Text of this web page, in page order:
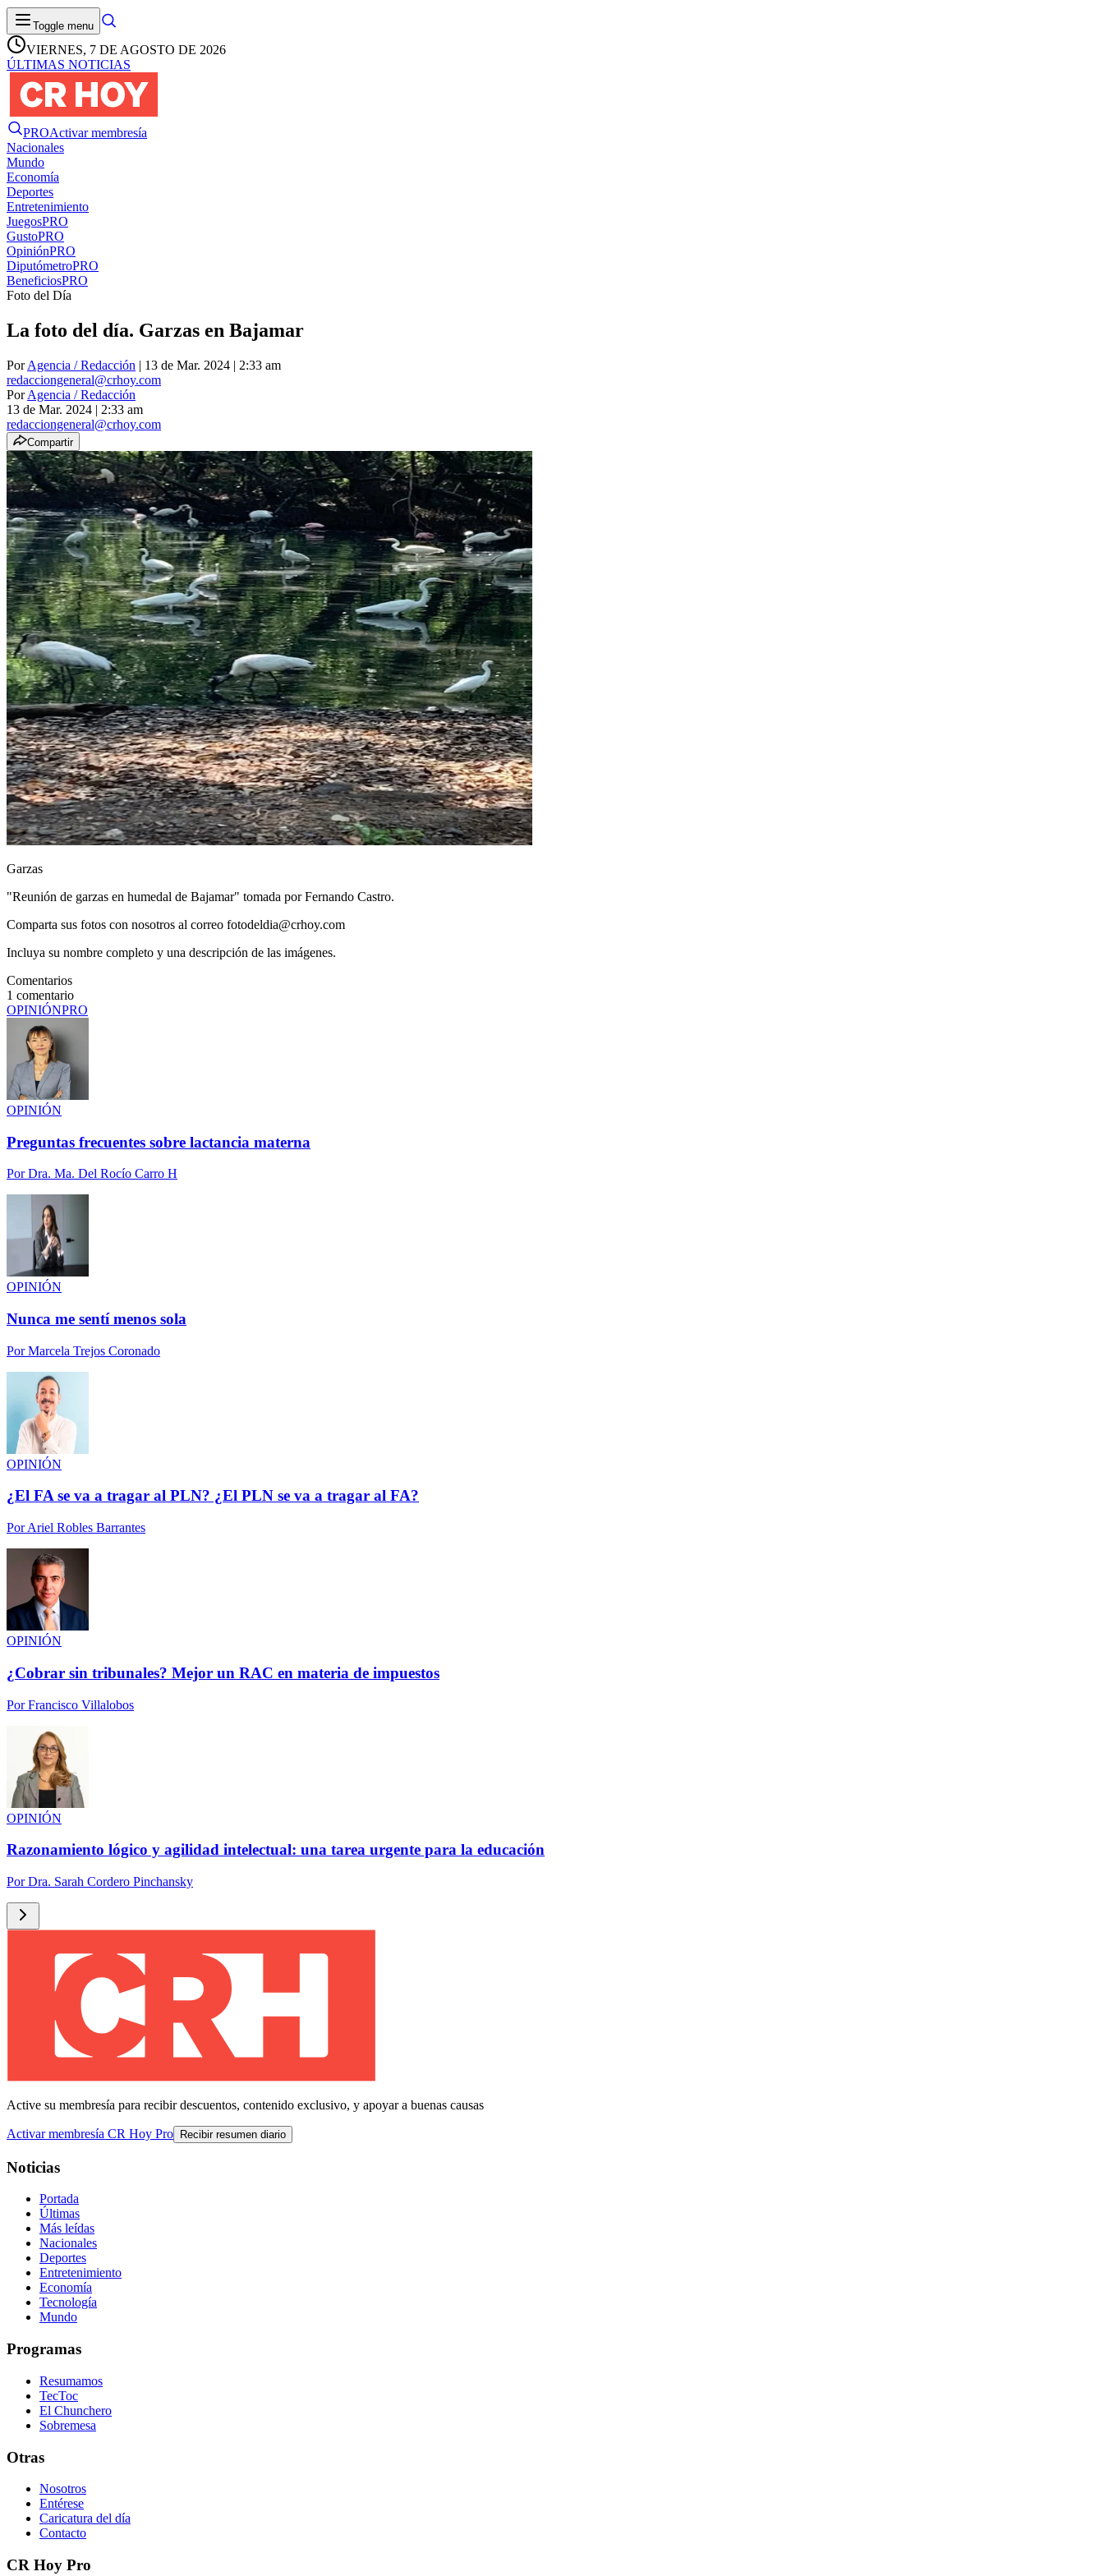
Toggle menu
VIERNES, 7 DE AGOSTO DE 2026
ÚLTIMAS NOTICIAS
PROActivar membresía
Nacionales
Mundo
Economía
Deportes
Entretenimiento
JuegosPRO
GustoPRO
OpiniónPRO
DiputómetroPRO
BeneficiosPRO
Foto del Día
La foto del día. Garzas en Bajamar
PorAgencia / Redacción | 13 de Mar. 2024 | 2:33 am
redacciongeneral@crhoy.com
PorAgencia / Redacción
13 de Mar. 2024 | 2:33 am
redacciongeneral@crhoy.com
Compartir
Garzas
"Reunión de garzas en humedal de Bajamar" tomada por Fernando Castro.
Comparta sus fotos con nosotros al correo fotodeldia@crhoy.com
Incluya su nombre completo y una descripción de las imágenes.
Comentarios
1 comentario
OPINIÓNPRO
OPINIÓN
Preguntas frecuentes sobre lactancia materna
PorDra. Ma. Del Rocío Carro H
OPINIÓN
Nunca me sentí menos sola
PorMarcela Trejos Coronado
OPINIÓN
¿El FA se va a tragar al PLN? ¿El PLN se va a tragar al FA?
PorAriel Robles Barrantes
OPINIÓN
¿Cobrar sin tribunales? Mejor un RAC en materia de impuestos
PorFrancisco Villalobos
OPINIÓN
Razonamiento lógico y agilidad intelectual: una tarea urgente para la educación
PorDra. Sarah Cordero Pinchansky
Active su membresía para recibir descuentos, contenido exclusivo, y apoyar a buenas causas
Activar membresía CR Hoy Pro Recibir resumen diario
Noticias
Portada
Últimas
Más leídas
Nacionales
Deportes
Entretenimiento
Economía
Tecnología
Mundo
Programas
Resumamos
TecToc
El Chunchero
Sobremesa
Otras
Nosotros
Entérese
Caricatura del día
Contacto
CR Hoy Pro